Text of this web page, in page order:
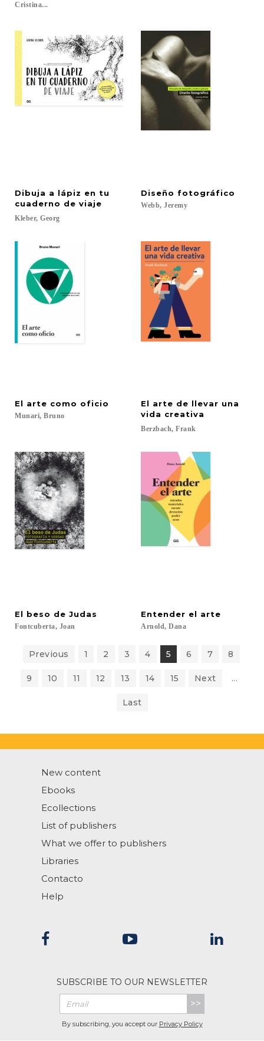
Cristina...
Dibuja a lápiz en tu
cuaderno de viaje
Kleber, Georg
Diseño fotográfico
Webb, Jeremy
El arte como oficio
Munari, Bruno
El arte de llevar una
vida creativa
Berzbach, Frank
El beso de Judas
Fontcuberta, Joan
Entender el arte
Arnold, Dana
Previous 1 2 3 4 5 6 7 8
9 10 11 12 13 14 15 Next ...
Last
New content
Ebooks
Ecollections
List of publishers
What we offer to publishers
Libraries
Contacto
Help
SUBSCRIBE TO OUR NEWSLETTER
>>
By subscribing, you accept our Privacy Policy